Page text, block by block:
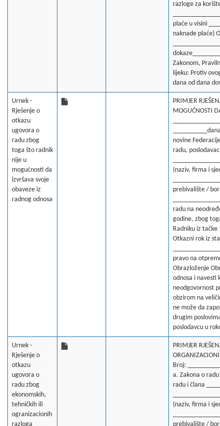
razloge za
plaće u visini
naknade plaće)
Zakonom,
lijeku: Protiv
dana od dana
Urnek -
Rješenje o
otkazu
ugovora o
radu zbog
toga što radnik
nije u
mogućnosti da
izvršava svoje
obaveze iz
radnog odnosa
PRIMJER
MOGUĆNOSTI
novine
radu, poslodavac
(naziv, firma i
prebivalište /
radu na
godine, zbog
Radniku iz
Otkazni rok iz
pravo na
Obrazloženje
odnosa i navesti
neodgovornost
obzirom na
ne može da
drugim
poslodavcu u
Urnek -
Rješenje o
otkazu
ugovora o
radu zbog
ekonomskih,
tehničkih ili
ogranizacionih
razloga
PRIMJER
Broj:
a. Zakona o
radu i člana
(naziv, firma i
prebivalište /